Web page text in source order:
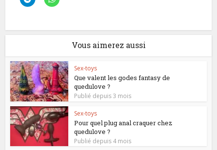
Vous aimerez aussi
Sex-toys
Que valent les godes fantasy de
quedulove ?
Publié depuis 3 mois
Sex-toys
Pour quel plug anal craquer chez
quedulove ?
Publié depuis 4 mois